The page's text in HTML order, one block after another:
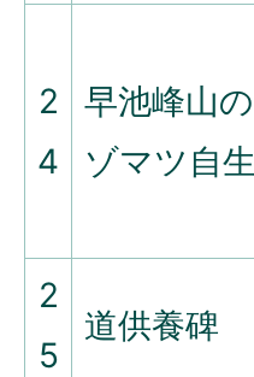
2
4
早池峰山
ゾマツ自
2
5
道供養碑